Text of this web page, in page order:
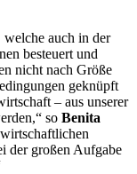
welche auch in der
besteuert und
nicht nach Größe
geknüpft
– aus unserer
so Benita
der großen Aufgabe